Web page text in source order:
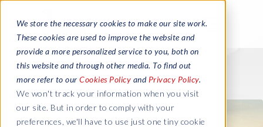
We store the necessary cookies to make our site work.
These cookies are used to improve the website and
provide a more personalized service to you, both on
this website and through other media. To find out
more refer to our Cookies Policy and Privacy Policy.
We won't track your information when you visit
our site. But in order to comply with your
preferences, we'll have to use just one tiny cookie